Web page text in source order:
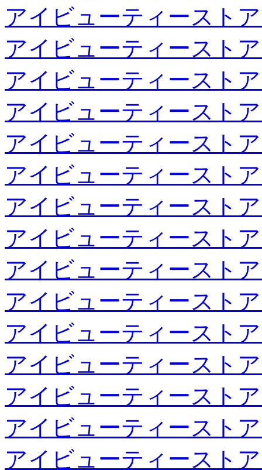
アイビューティースト
アイビューティースト
アイビューティースト
アイビューティースト
アイビューティースト
アイビューティースト
アイビューティースト
アイビューティースト
アイビューティースト
アイビューティースト
アイビューティースト
アイビューティースト
アイビューティースト
アイビューティースト
アイビューティースト